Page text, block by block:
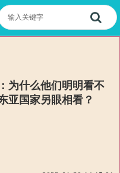
为什么他们明明看不
亚国家另眼相看？